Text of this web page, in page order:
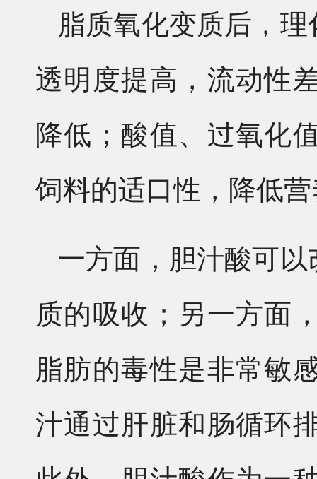
脂质氧化变质后，
透明度提高，流动性
降低；酸值、过氧化
饲料的适口性，降低
一方面，胆汁酸可
质的吸收；另一方面
脂肪的毒性是非常敏
汁通过肝脏和肠循环